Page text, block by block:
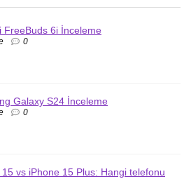
FreeBuds 6i İnceleme
0
Galaxy S24 İnceleme
0
15 vs iPhone 15 Plus: Hangi telefonu